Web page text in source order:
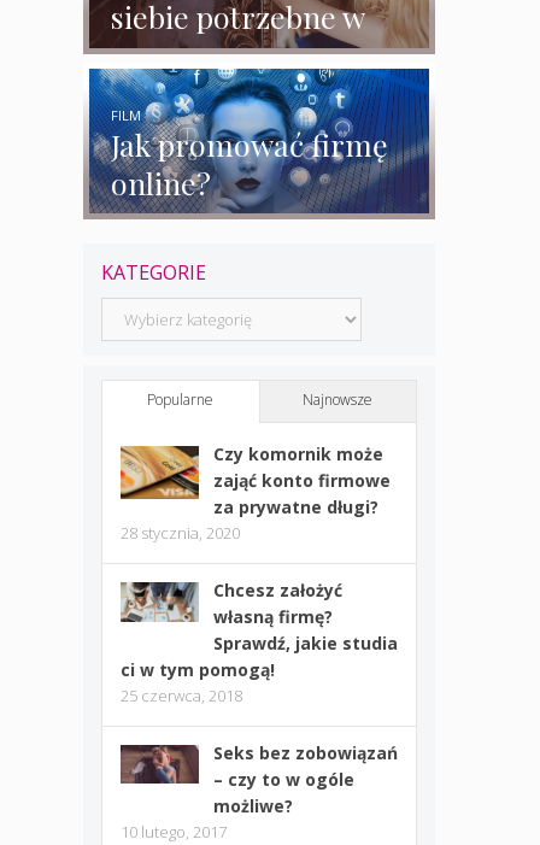
siebie potrzebne w
biznesie?
Jak promować firmę
online?
FILM
KATEGORIE
Kategorie
Popularne Najnowsze
Czy komornik może
zająć konto firmowe
za prywatne długi?
28 stycznia, 2020
Chcesz założyć
własną firmę?
Sprawdź, jakie studia
ci w tym pomogą!
25 czerwca, 2018
Seks bez zobowiązań
– czy to w ogóle
możliwe?
10 lutego, 2017